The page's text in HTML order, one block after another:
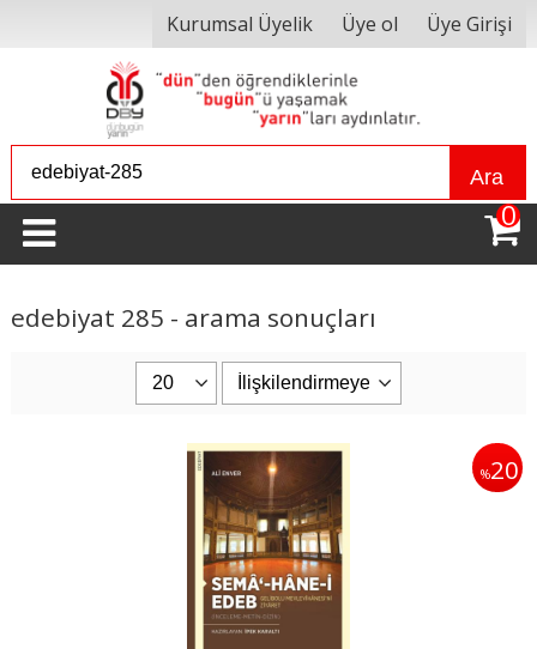
Kurumsal Üyelik Üye ol Üye Girişi
Ara
0
edebiyat 285 - arama sonuçları
%20